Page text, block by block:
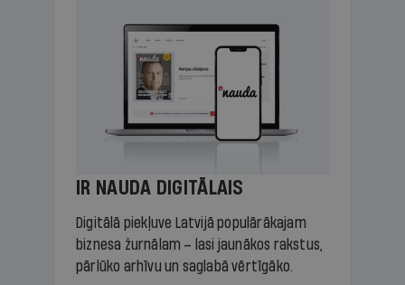
IR NAUDA DIGITĀLAIS
Digitālā piekļuve Latvijā populārākajam
biznesa žurnālam – lasi jaunākos rakstus,
pārlūko arhīvu un saglabā vērtīgāko.